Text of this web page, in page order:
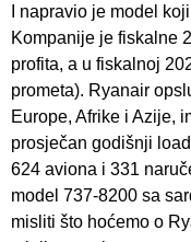
I napravio je model
Kompanije je fiskalne
profita, a u fiskalnoj
prometa). Ryanair
Europe, Afrike i Azije,
prosječan godišnji
624 aviona i 331
model 737-8200 sa
misliti što hoćemo o